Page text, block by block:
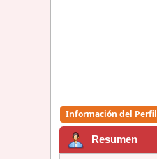
Información del Perfil
Resumen